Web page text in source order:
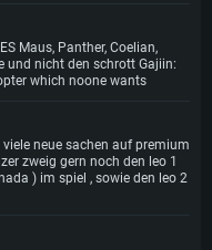
Maus, Panther, Coelian,
und nicht den schrott Gajiin:
which noone wants
neue sachen auf premium
zweig gern noch den leo 1
) im spiel , sowie den leo 2